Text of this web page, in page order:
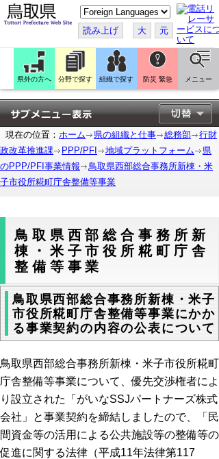
こ
の
ペ
ー
ジ
翻
訳
す
る
読み上げ 大 元
県外の方へ 分野で探す 組織で探す 防災 緊急 メニュー
現在の位置： ホーム 県の組織と仕事 総務部
行財
政改革推進課
PPP/PFI 地域プラットフォーム
県
のPPP/PFI事業情報
鳥取県西部総合事務所新棟・米
子市役所糀町庁舎整備等事業
鳥取県西部総合事務所新
棟・米子市役所糀町庁舎
整備等事業
鳥取県西部総合事務所新棟・米子
市役所糀町庁舎整備等事業にかか
る事業契約の内容の公表について
鳥取県西部総合事務所新棟・米子市役所糀町
庁舎整備等事業について、優先交渉権者によ
り設立された「がいなSSJパートナーズ株式
会社」と事業契約を締結しましたので、
「民
間資金等の活用による公共施設等の整備等の
促進に関する法律（平成11年法律第117